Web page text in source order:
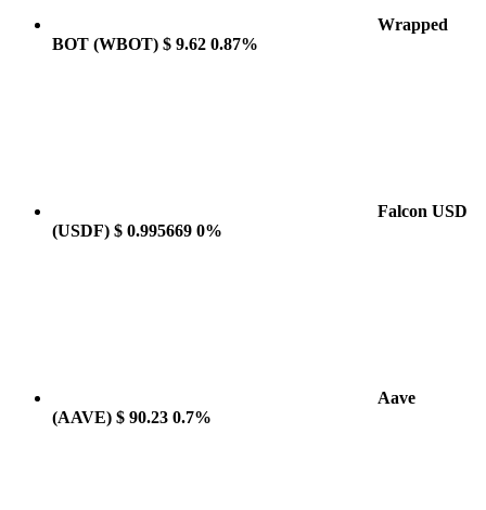
Wrapped
BOT (WBOT) $ 9.62 0.87%
Falcon USD
(USDF) $ 0.995669 0%
Aave
(AAVE) $ 90.23 0.7%